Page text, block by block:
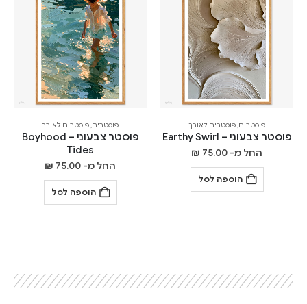
פוסטרים,פוסטרים לאורך
פוסטר צבעוני – Earthy Swirl
החל מ- ₪ 75.00
הוספה לסל
פוסטרים,פוסטרים לאורך
פוסטר צבעוני – Boyhood
Tides
החל מ- ₪ 75.00
הוספה לסל